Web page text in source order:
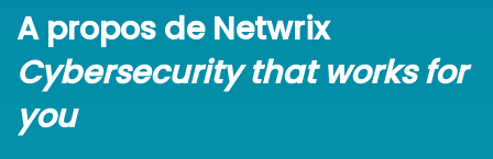
A propos de Netwrix
Cybersecurity that works for
you